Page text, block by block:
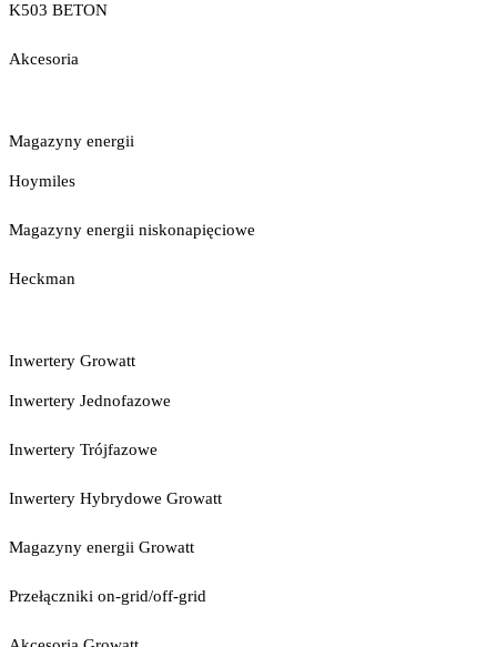
K503 BETON
Akcesoria
Magazyny energii
Hoymiles
Magazyny energii niskonapięciowe
Heckman
Inwertery Growatt
Inwertery Jednofazowe
Inwertery Trójfazowe
Inwertery Hybrydowe Growatt
Magazyny energii Growatt
Przełączniki on-grid/off-grid